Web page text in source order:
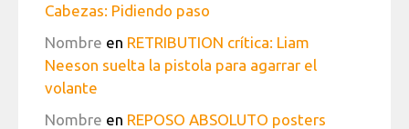
Cabezas: Pidiendo paso
Nombre en RETRIBUTION crítica: Liam
Neeson suelta la pistola para agarrar el
volante
Nombre en REPOSO ABSOLUTO posters